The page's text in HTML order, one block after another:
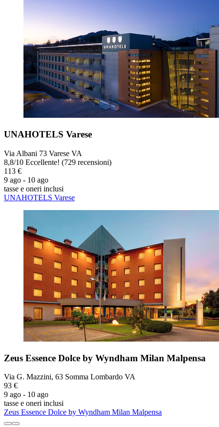
UNAHOTELS Varese
Via Albani 73 Varese VA
8,8/10 Eccellente! (729 recensioni)
113 €
9 ago - 10 ago
tasse e oneri inclusi
UNAHOTELS Varese
Zeus Essence Dolce by Wyndham Milan Malpensa
Via G. Mazzini, 63 Somma Lombardo VA
93 €
9 ago - 10 ago
tasse e oneri inclusi
Zeus Essence Dolce by Wyndham Milan Malpensa